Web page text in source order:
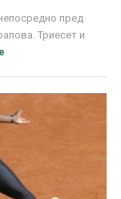
пред
Триесет и